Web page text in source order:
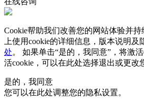
Cookie帮助我们改善您的网站体验并
上使用cookie的详细信息，版本说明
处。 如果单击“是的，我同意”，将激
活cookie，可以在此处选择退出或更改
是的，我同意
您可以在此处调整您的隐私设置。